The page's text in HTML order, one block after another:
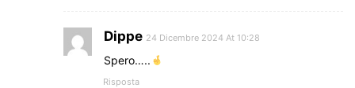
Dippe 24 Dicembre 2024 At 10:28
Spero…..
Risposta